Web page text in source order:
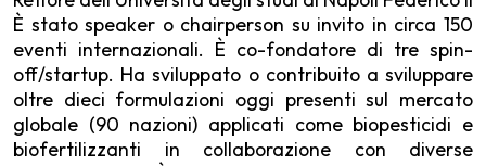
È stato speaker o chairperson su invito in circa 150
eventi internazionali. È co-fondatore di tre spin-
off/startup. Ha sviluppato o contribuito a sviluppare
oltre dieci formulazioni oggi presenti sul mercato
globale (90 nazioni) applicati come biopesticidi e
biofertilizzanti in collaborazione con diverse